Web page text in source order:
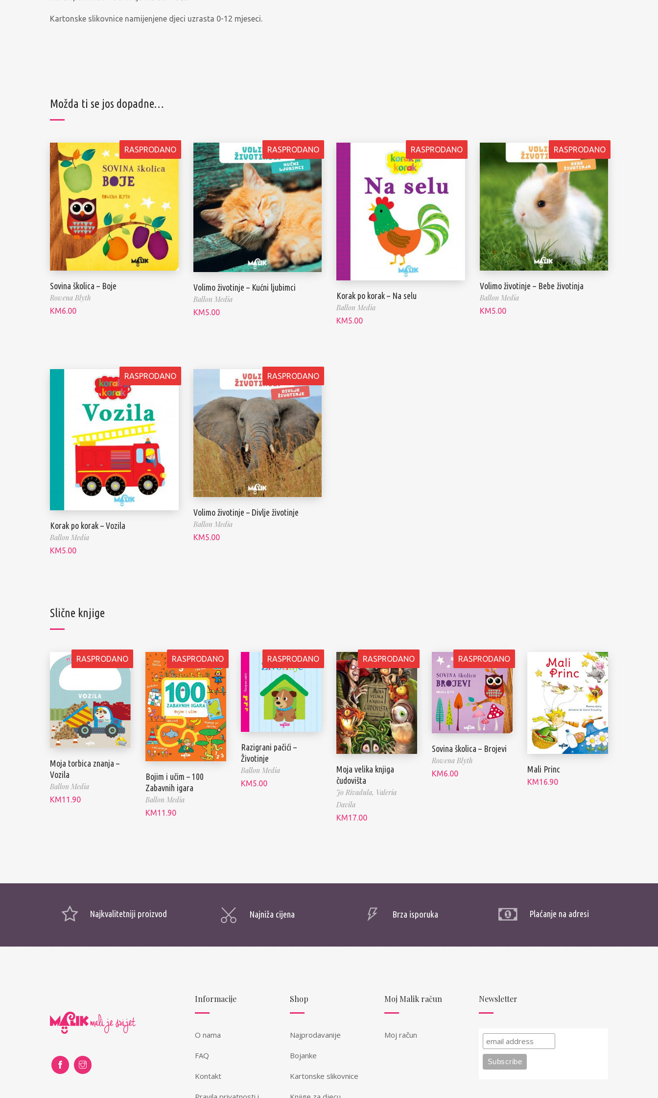
Kartonske slikovnice namijenjene djeci uzrasta 0-12 mjeseci.
Možda ti se jos dopadne…
RASPRODANO
Sovina školica – Boje
Rowena Blyth
KM6.00
RASPRODANO
Volimo životinje – Kućni ljubimci
Ballon Media
KM5.00
RASPRODANO
Korak po korak – Na selu
Ballon Media
KM5.00
RASPRODANO
Volimo životinje – Bebe životinja
Ballon Media
KM5.00
RASPRODANO
Korak po korak – Vozila
Ballon Media
KM5.00
RASPRODANO
Volimo životinje – Divlje životinje
Ballon Media
KM5.00
Slične knjige
RASPRODANO
Moja torbica znanja –
Vozila
Ballon Media
KM11.90
RASPRODANO
Bojim i učim – 100
Zabavnih igara
Ballon Media
KM11.90
RASPRODANO
Razigrani pačići –
Životinje
Ballon Media
KM5.00
RASPRODANO
Moja velika knjiga
čudovišta
Jo Rivadula, Valeria
Davila
KM17.00
RASPRODANO
Sovina školica – Brojevi
Rowena Blyth
KM6.00 Mali Princ
KM16.90
Najkvalitetniji proizvod Najniža cijena Brza isporuka Plaćanje na adresi
Informacije
O nama
FAQ
Kontakt
Shop
Najprodavanije
Bojanke
Kartonske slikovnice
Moj Malik račun
Moj račun
Newsletter